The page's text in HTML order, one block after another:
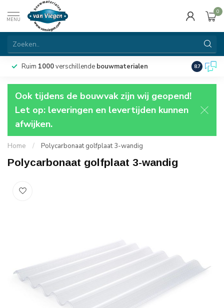
MENU
0
Ruim 1000verschillende bouwmaterialen 8.7
Ook tijdens de bouwvak zijn wij geopend!
Let op: leveringen en levertijden kunnen
afwijken.
Home / Polycarbonaat golfplaat 3-wandig
Polycarbonaat golfplaat 3-wandig